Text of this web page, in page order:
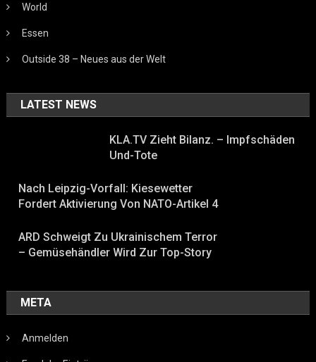
World
Essen
Outside 38 – Neues aus der Welt
LATEST NEWS
KLA.TV Zieht Bilanz. – Impfschäden
Und-Tote
Nach Leipzig-Vorfall: Kiesewetter
Fordert Aktivierung Von NATO-Artikel 4
ARD Schweigt Zu Ukrainischem Terror
– Gemüsehändler Wird Zur Top-Story
META
Anmelden